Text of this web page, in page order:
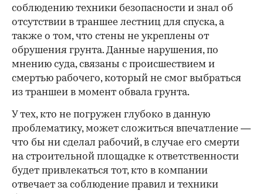
соблюдению техники безопасности и знал об
отсутствии в траншее лестниц для спуска, а
также о том, что стены не укреплены от
обрушения грунта. Данные нарушения, по
мнению суда, связаны с происшествием и
смертью рабочего, который не смог выбраться
из траншеи в момент обвала грунта.
У тех, кто не погружен глубоко в данную
проблематику, может сложиться впечатление —
что бы ни сделал рабочий, в случае его смерти
на строительной площадке к ответственности
будет привлекаться тот, кто в компании
отвечает за соблюдение правил и техники